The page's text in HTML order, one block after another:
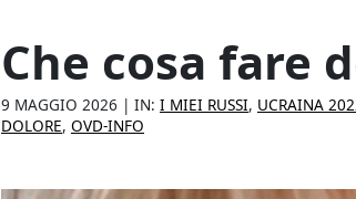
Che cosa fare
9 MAGGIO 2026 | IN: I MIEI RUSSI, UCRAINA
DOLORE, OVD-INFO